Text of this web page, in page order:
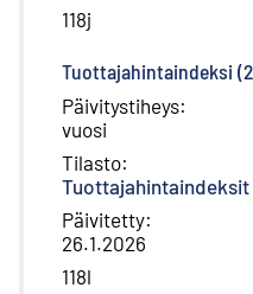
118j
Tuottajahintaindeksi
Päivitystiheys:
vuosi
Tilasto:
Tuottajahintaindeksit
Päivitetty:
26.1.2026
118l